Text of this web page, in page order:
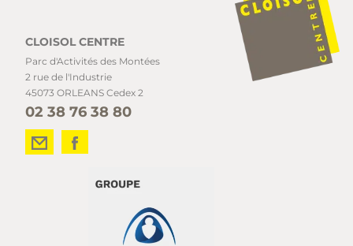
CLOISOL CENTRE
Parc d'Activités des Montées
2 rue de l'Industrie
45073 ORLEANS Cedex 2
02 38 76 38 80